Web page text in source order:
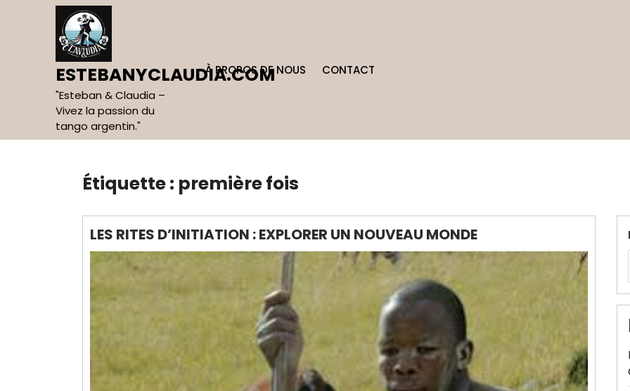
ESTEBANYCLAUDIA.COM
"Esteban & Claudia –
Vivez la passion du
tango argentin."
À PROPOS DE NOUS CONTACT
Étiquette : première fois
LES RITES D’INITIATION : EXPLORER UN NOUVEAU MONDE